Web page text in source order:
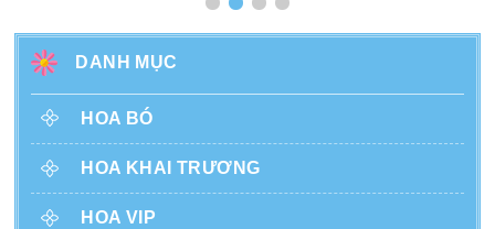
DANH MỤC
HOA BÓ
HOA KHAI TRƯƠNG
HOA VIP